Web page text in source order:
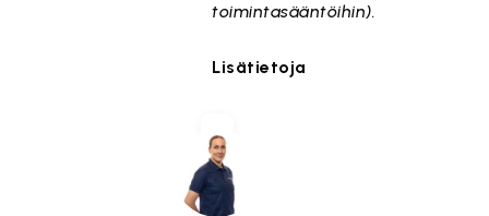
toimintasääntöihin).
Lisätietoja